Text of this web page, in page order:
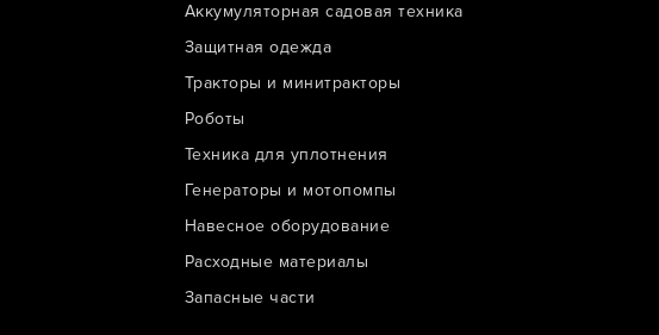
Аккумуляторная садовая техника
Защитная одежда
Тракторы и минитракторы
Роботы
Техника для уплотнения
Генераторы и мотопомпы
Навесное оборудование
Расходные материалы
Запасные части